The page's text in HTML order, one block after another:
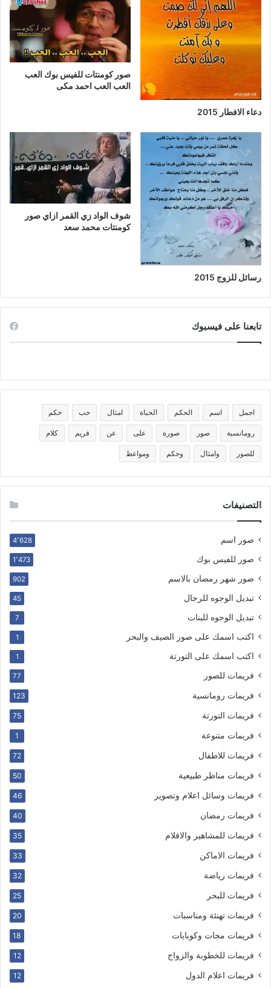
دعاء الافطار 2015
صور كومنتات للفيس بوك العب
العب العب احمد مكى
رسائل للزوج 2015
شوف الواد زي القمر ازاي صور
كومنتات محمد سعد
تابعنا على فيسبوك
اجمل اسم الحكم الحياة امثال حب حكم
رومانسية صور صورة على عن فريم كلام
للصور وامثال وحكم ومواعظ
التصنيفات
صور اسم 4٬628
صور للفيس بوك 1٬473
صور شهر رمضان بالاسم 902
تبديل الوجوه للرجال 45
تبديل الوجوه للبنات 7
اكتب اسمك على صور الصيف والبحر 1
اكتب اسمك على التورتة 1
فريمات للصور 77
فريمات رومانسية 123
فريمات التورتة 75
فريمات متنوعة 1
فريمات للاطفال 72
فريمات مناظر طبيعية 50
فريمات وسائل اعلام وتصوير 46
فريمات رمضان 40
فريمات للمشاهير والافلام 35
فريمات الاماكن 33
فريمات رياضة 32
فريمات للبحر 25
فريمات تهنئة ومناسبات 20
فريمات مجات وكوبايات 18
فريمات للخطوبة والزواج 12
فريمات اعلام الدول 12